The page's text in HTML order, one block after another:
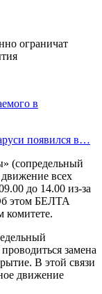
в
появился в…
(сопредельный
всех
до 14.00 из-за
этом БЕЛТА
комитете.
замена
В этой связи
движение